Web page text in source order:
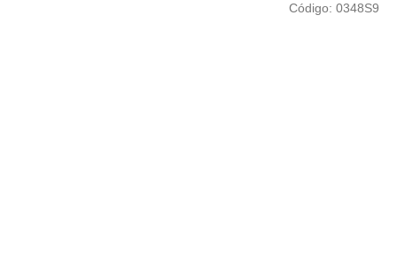
Código: 0348S9